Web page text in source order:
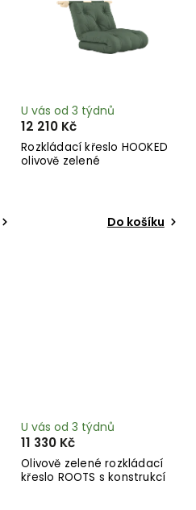
Rozkládací křeslo HOOKED
olivově zelené
U vás od 3 týdnů
12 210 Kč
Do košíku
Olivově zelené rozkládací
křeslo ROOTS s konstrukcí
U vás od 3 týdnů
11 330 Kč